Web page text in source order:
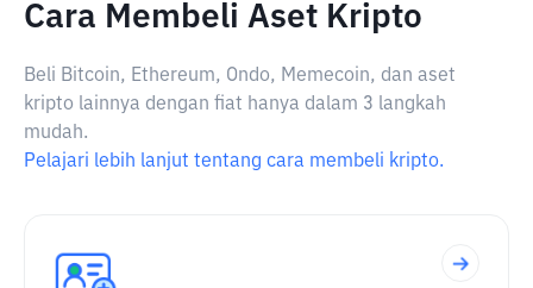
Cara Membeli Aset Kripto
Beli Bitcoin, Ethereum, Ondo, Memecoin, dan aset
kripto lainnya dengan fiat hanya dalam 3 langkah
mudah.
Pelajari lebih lanjut tentang cara membeli kripto.